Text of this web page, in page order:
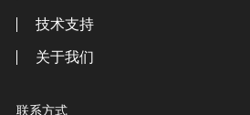
技术支持
关于我们
联系方式